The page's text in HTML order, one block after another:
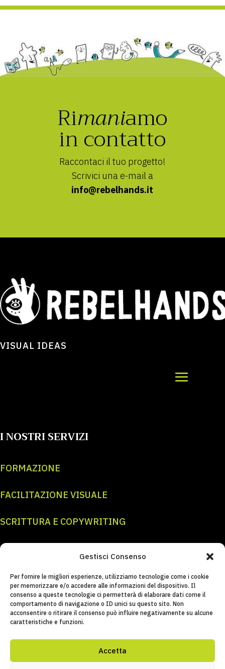
Gestisci Consenso
Per fornire le migliori esperienze, utilizziamo tecnologie come i cookie
per memorizzare e/o accedere alle informazioni del dispositivo. Il
consenso a queste tecnologie ci permetterà di elaborare dati come il
comportamento di navigazione o ID unici su questo sito. Non
acconsentire o ritirare il consenso può influire negativamente su alcune
caratteristiche e funzioni.
Accetta
Rimaniamo
in contatto
Raccontaci il tuo progetto!
Scrivici una e-mail a
info@rebelhands.it
VISUAL IDEAS
I NOSTRI SERVIZI
FORMAZIONE
FACILITAZIONE VISUALE
SCRITTURA E COPYWRITING
GRAFICA E ILLUSTRAZIONE
CONTATTI E SOCIAL
INFO@REBELHANDS.IT
INSTAGRAM